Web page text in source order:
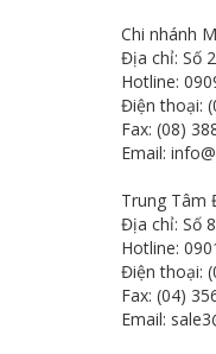
Chi nhánh
Địa chỉ: Số
Hotline:
Điện thoại:
Fax: (08)
Email:
Trung Tâm
Địa chỉ: Số
Hotline:
Điện thoại:
Fax: (04)
Email: